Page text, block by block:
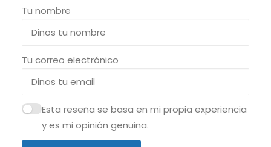
Tu nombre
Tu correo electrónico
Esta reseña se basa en mi propia experiencia
y es mi opinión genuina.